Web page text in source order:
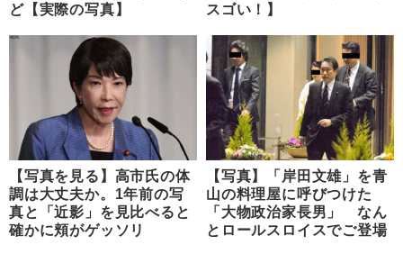
ど【実際の写真】
スゴい！】
【写真を見る】高市氏の体
調は大丈夫か。1年前の写
真と「近影」を見比べると
確かに頬がゲッソリ
【写真】「岸田文雄」を青
山の料理屋に呼びつけた
「大物政治家長男」 なん
とロールスロイスでご登場